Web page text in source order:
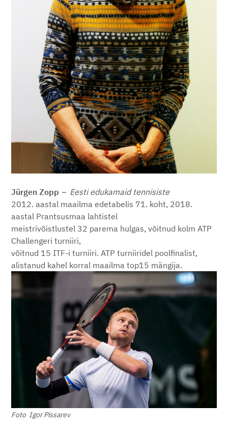
Jürgen Zopp ­– Eesti edukamaid tennisiste
2012. aastal maailma edetabelis 71. koht, 2018.
aastal Prantsusmaa lahtistel
meistrivõistlustel 32 parema hulgas, võitnud kolm ATP
Challengeri turniiri,
võitnud 15 ITF-i turniiri. ATP turniiridel poolfinalist,
alistanud kahel korral maailma top15 mängija.
Foto Igor Pissarev